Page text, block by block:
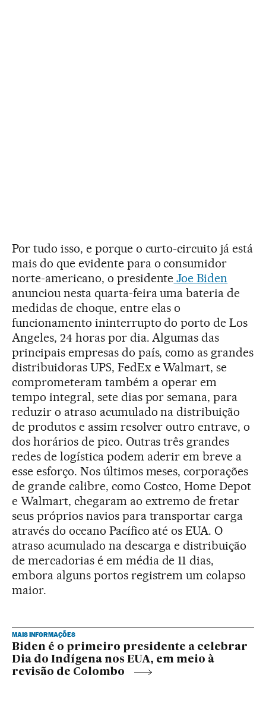
Por tudo isso, e porque o curto-circuito já está
mais do que evidente para o consumidor
norte-americano, o presidente Joe Biden
anunciou nesta quarta-feira uma bateria de
medidas de choque, entre elas o
funcionamento ininterrupto do porto de Los
Angeles, 24 horas por dia. Algumas das
principais empresas do país, como as grandes
distribuidoras UPS, FedEx e Walmart, se
comprometeram também a operar em
tempo integral, sete dias por semana, para
reduzir o atraso acumulado na distribuição
de produtos e assim resolver outro entrave, o
dos horários de pico. Outras três grandes
redes de logística podem aderir em breve a
esse esforço. Nos últimos meses, corporações
de grande calibre, como Costco, Home Depot
e Walmart, chegaram ao extremo de fretar
seus próprios navios para transportar carga
através do oceano Pacífico até os EUA. O
atraso acumulado na descarga e distribuição
de mercadorias é em média de 11 dias,
embora alguns portos registrem um colapso
maior.
MAIS INFORMAÇÕES
Biden é o primeiro presidente a celebrar
Dia do Indígena nos EUA, em meio à
revisão de Colombo